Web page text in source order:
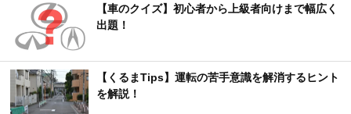
【車のクイズ】初心者から上級者向けまで幅広く
出題！
【くるまTips】運転の苦手意識を解消するヒント
を解説！